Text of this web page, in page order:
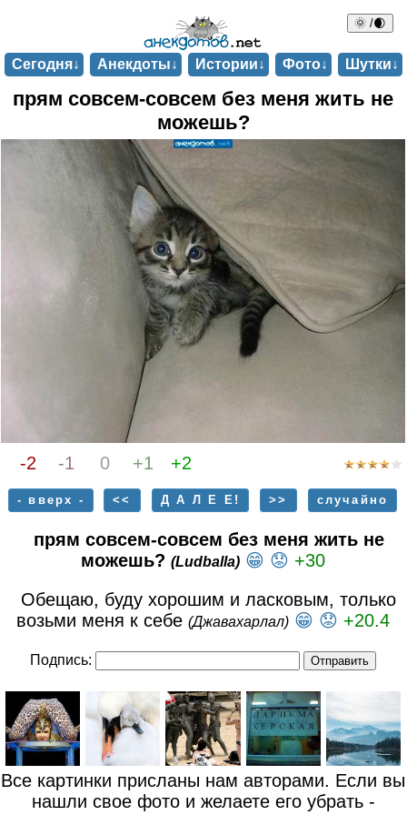
🌞 /🌒
Сегодня↓ Анекдоты↓ Истории↓ Фото↓ Шутки↓
прям совсем-совсем без меня жить не
можешь?
-2 -1 0 +1 +2
- вверх - << Д А Л Е Е! >> случайно
прям совсем-совсем без меня жить не
можешь? (Ludballa) 😁 😟 +30
Обещаю, буду хорошим и ласковым, только
возьми меня к себе (Джавахарлал) 😁 😟 +20.4
Подпись:
Все картинки присланы нам авторами. Если вы
нашли свое фото и желаете его убрать -